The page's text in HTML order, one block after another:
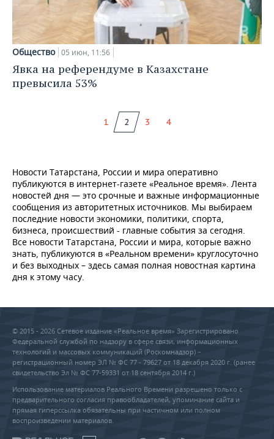
Общество 05 июн, 11:56
Явка на референдуме в Казахстане
превысила 53%
1 2 3 4
Новости Татарстана, России и мира оперативно
публикуются в интернет-газете «Реальное время». Лента
новостей дня — это срочные и важные информационные
сообщения из авторитетных источников. Мы выбираем
последние новости экономики, политики, спорта,
бизнеса, происшествий - главные события за сегодня.
Все новости Татарстана, России и мира, которые важно
знать, публикуются в «Реальном времени» круглосуточно
и без выходных – здесь самая полная новостная картина
дня к этому часу.
© 2015 - 2026 Сетевое издание «Реальное время» Зарегистрировано
Федеральной службой по надзору в сфере связи, информационных
технологий и массовых коммуникаций (Роскомнадзор) –
регистрационный номер ЭЛ № ФС 77 - 79627 от 18 декабря 2020 г. (ранее
свидетельство Эл № ФС 77-59331 от 18 сентября 2014 г.)
Использование материалов Реального Времени разрешено только с
предварительного согласия правообладателей, упоминание сайта и
прямая гиперссылка обязательны при частичном или полном
воспроизведении материалов.